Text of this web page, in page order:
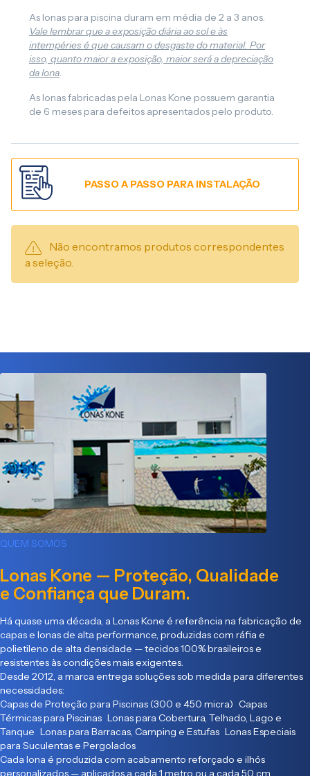
As lonas para piscina duram em média de 2 a 3 anos.
Vale lembrar que a exposição diária ao sol e às
intempéries é que causam o desgaste do material. Por
isso, quanto maior a exposição, maior será a depreciação
da lona.
As lonas fabricadas pela Lonas Kone possuem garantia
de 6 meses para defeitos apresentados pelo produto.
Não encontramos produtos correspondentes
a seleção.
PASSO A PASSO PARA INSTALAÇÃO
QUEM SOMOS
Lonas Kone — Proteção, Qualidade
e Confiança que Duram.
Há quase uma década, a Lonas Kone é referência na fabricação de
capas e lonas de alta performance, produzidas com ráfia e
polietileno de alta densidade — tecidos 100% brasileiros e
resistentes às condições mais exigentes.
Desde 2012, a marca entrega soluções sob medida para diferentes
necessidades:
Capas de Proteção para Piscinas (300 e 450 micra) Capas
Térmicas para Piscinas Lonas para Cobertura, Telhado, Lago e
Tanque Lonas para Barracas, Camping e Estufas Lonas Especiais
para Suculentas e Pergolados
Cada lona é produzida com acabamento reforçado e ilhós
personalizados — aplicados a cada 1 metro ou a cada 50 cm,